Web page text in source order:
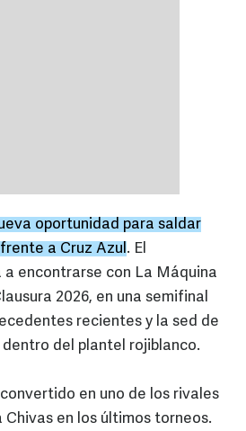
oportunidad para saldar
a Cruz Azul. El
encontrarse con La Máquina
2026, en una semifinal
recientes y la sed de
del plantel rojiblanco.
en uno de los rivales
Chivas en los últimos torneos.